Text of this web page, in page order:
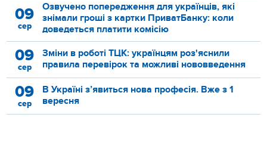
09
сер
Озвучено попередження для українців, які
знімали гроші з картки ПриватБанку: коли
доведеться платити комісію
09
сер
Зміни в роботі ТЦК: українцям роз'яснили
правила перевірок та можливі нововведення
09
сер
В Україні з’явиться нова професія. Вже з 1
вересня